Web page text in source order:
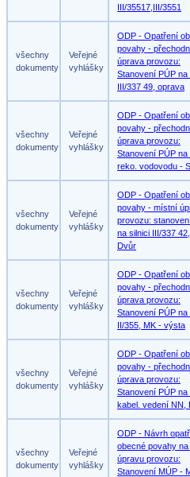
III/35517,III/3551
všechny
dokumenty
Veřejné
vyhlášky
ODP - Opatření
povahy -
úprava provozu:
Stanovení PÚP na
III/337 49, oprava
všechny
dokumenty
Veřejné
vyhlášky
ODP - Opatření
povahy -
úprava provozu:
Stanovení PÚP na
reko. vodovodu -
všechny
dokumenty
Veřejné
vyhlášky
ODP - Opatření
povahy - místní
provozu:
na silnici III/337
Dvůr
všechny
dokumenty
Veřejné
vyhlášky
ODP - Opatření
povahy -
úprava provozu:
Stanovení PÚP na
II/355, MK - výsta
všechny
dokumenty
Veřejné
vyhlášky
ODP - Opatření
povahy -
úprava provozu:
Stanovení PÚP na
kabel. vedení NN,
všechny
dokumenty
Veřejné
vyhlášky
ODP - Návrh
obecné povahy
úpravu provozu:
Stanovení MÚP -